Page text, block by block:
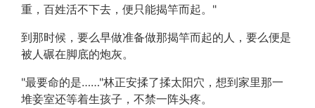
重，百姓活不下去，便只能揭竿而起。"
到那时候，要么早做准备做那揭竿而起的人，要么便是
被人碾在脚底的炮灰。
"最要命的是……"林正安揉了揉太阳穴，想到家里那一
堆妾室还等着生孩子，不禁一阵头疼。